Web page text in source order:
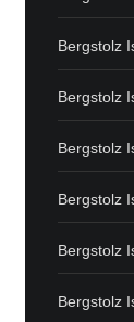
Bergstolz
Bergstolz
Bergstolz
Bergstolz
Bergstolz
Bergstolz